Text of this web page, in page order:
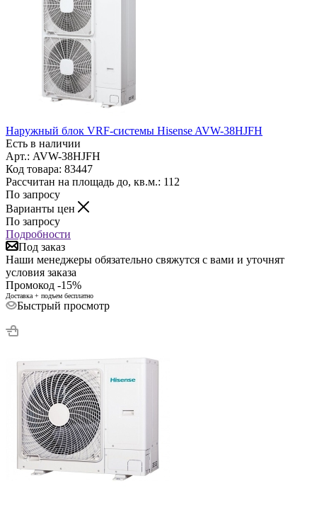
Наружный блок VRF-системы Hisense AVW-38HJFH
Есть в наличии
Арт.: AVW-38HJFH
Код товара: 83447
Рассчитан на площадь до, кв.м.: 112
По запросу
Варианты цен
По запросу
Подробности
Под заказ
Наши менеджеры обязательно свяжутся с вами и уточнят
условия заказа
Промокод -15%
Доставка + подъем бесплатно
Быстрый просмотр